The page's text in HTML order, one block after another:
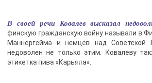
В своей речи Ковалев высказал
финскую гражданскую войну называли в
Маннергейма и немцев над Советской
недоволен не только этим. Ковалеву
этикетка пива «Карьяла».